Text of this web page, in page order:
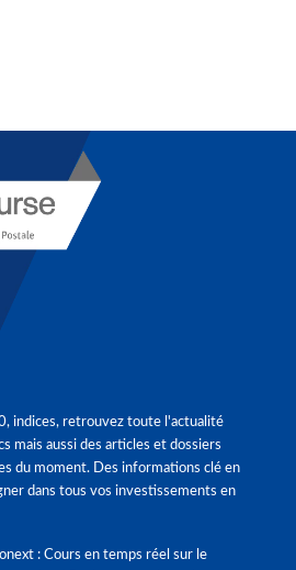
indices, retrouvez toute l'actualité
mais aussi des articles et dossiers
du moment. Des informations clé en
dans tous vos investissements en
: Cours en temps réel sur le